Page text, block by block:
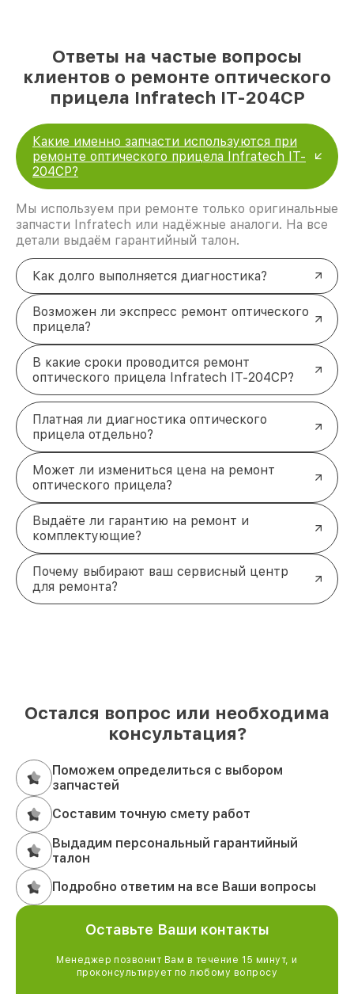
Ответы на частые вопросы
клиентов о ремонте оптического
прицела Infratech IT-204CP
Какие именно запчасти используются при
ремонте оптического прицела Infratech IT-
204CP?
Мы используем при ремонте только оригинальные
запчасти Infratech или надёжные аналоги. На все
детали выдаём гарантийный талон.
Как долго выполняется диагностика?
Возможен ли экспресс ремонт оптического
прицела?
В какие сроки проводится ремонт
оптического прицела Infratech IT-204CP?
Платная ли диагностика оптического
прицела отдельно?
Может ли измениться цена на ремонт
оптического прицела?
Выдаёте ли гарантию на ремонт и
комплектующие?
Почему выбирают ваш сервисный центр
для ремонта?
Остался вопрос или необходима
консультация?
Поможем определиться с выбором
запчастей
Составим точную смету работ
Выдадим персональный гарантийный
талон
Подробно ответим на все Ваши вопросы
Оставьте Ваши контакты
Менеджер позвонит Вам в течение 15 минут, и
проконсультирует по любому вопросу